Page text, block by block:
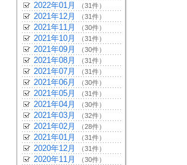
2022年01月 （31件）
2021年12月 （31件）
2021年11月 （30件）
2021年10月 （31件）
2021年09月 （30件）
2021年08月 （31件）
2021年07月 （31件）
2021年06月 （30件）
2021年05月 （31件）
2021年04月 （30件）
2021年03月 （32件）
2021年02月 （28件）
2021年01月 （31件）
2020年12月 （31件）
2020年11月 （30件）